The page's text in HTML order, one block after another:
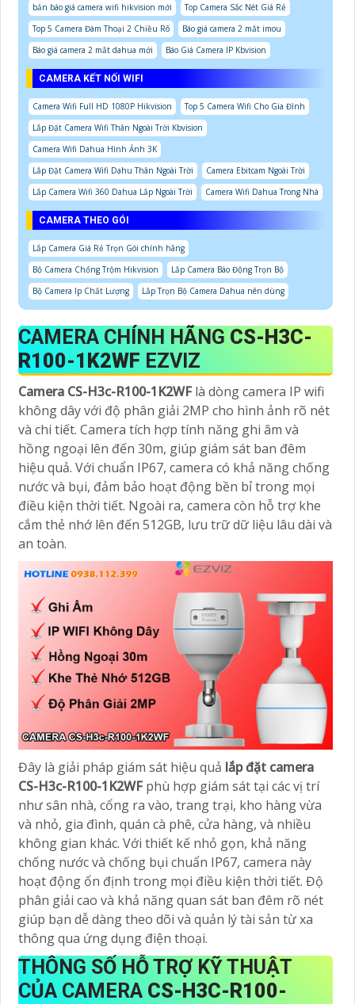
bản báo giá camera wifi hikvision mới
Top Camera Sắc Nét Giá Rẻ
Top 5 Camera Đàm Thoại 2 Chiều Rõ
Báo giá camera 2 mắt imou
Báo giá camera 2 mắt dahua mới
Báo Giá Camera IP Kbvision
CAMERA KẾT NỐI WIFI
Camera Wifi Full HD 1080P Hikvision
Top 5 Camera Wifi Cho Gia Đình
Lắp Đặt Camera Wifi Thân Ngoài Trời Kbvision
Camera Wifi Dahua Hình Ảnh 3K
Lắp Đặt Camera Wifi Dahu Thân Ngoài Trời
Camera Ebitcam Ngoài Trời
Lắp Camera Wifi 360 Dahua Lắp Ngoài Trời
Camera Wifi Dahua Trong Nhà
CAMERA THEO GÓI
Lắp Camera Giá Rẻ Trọn Gói chính hãng
Bộ Camera Chống Trộm Hikvision
Lắp Camera Báo Động Trọn Bộ
Bộ Camera Ip Chất Lượng
Lắp Trọn Bộ Camera Dahua nên dùng
CAMERA CHÍNH HÃNG CS-H3C-
R100-1K2WF EZVIZ
Camera CS-H3c-R100-1K2WF là dòng camera IP wifi
không dây với độ phân giải 2MP cho hình ảnh rõ nét
và chi tiết. Camera tích hợp tính năng ghi âm và
hồng ngoại lên đến 30m, giúp giám sát ban đêm
hiệu quả. Với chuẩn IP67, camera có khả năng chống
nước và bụi, đảm bảo hoạt động bền bỉ trong mọi
điều kiện thời tiết. Ngoài ra, camera còn hỗ trợ khe
cắm thẻ nhớ lên đến 512GB, lưu trữ dữ liệu lâu dài và
an toàn.
Đây là giải pháp giám sát hiệu quả lắp đặt camera
CS-H3c-R100-1K2WF phù hợp giám sát tại các vị trí
như sân nhà, cổng ra vào, trang trại, kho hàng vừa
và nhỏ, gia đình, quán cà phê, cửa hàng, và nhiều
không gian khác. Với thiết kế nhỏ gọn, khả năng
chống nước và chống bụi chuẩn IP67, camera này
hoạt động ổn định trong mọi điều kiện thời tiết. Độ
phân giải cao và khả năng quan sát ban đêm rõ nét
giúp bạn dễ dàng theo dõi và quản lý tài sản từ xa
thông qua ứng dụng điện thoại.
THÔNG SỐ HỖ TRỢ KỸ THUẬT
CỦA CAMERA CS-H3C-R100-